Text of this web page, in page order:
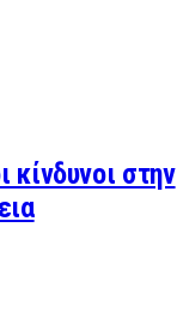
κίνδυνοι στην